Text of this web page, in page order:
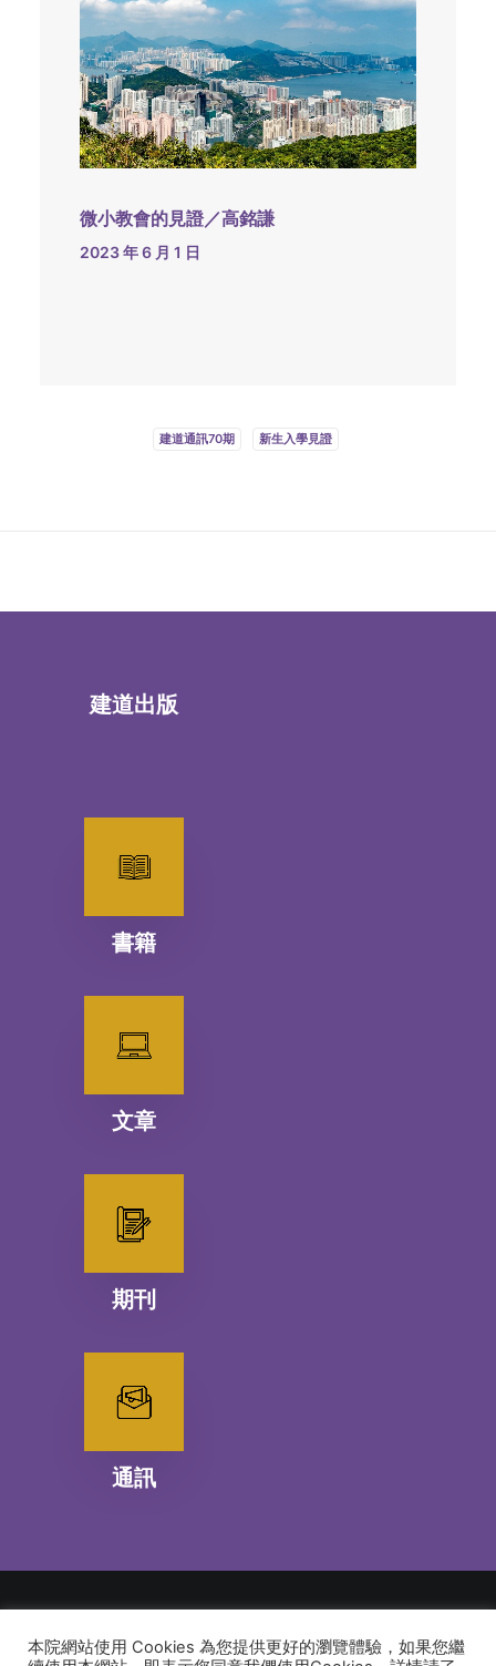
微小教會的見證／高銘謙
2023 年 6 月 1 日
建道通訊70期 新生入學見證
建道出版
書籍
文章
期刊
通訊
© 2026 建道神學院Alliance Bible Seminary. All rights reserved
本院網站使用 Cookies 為您提供更好的瀏覽體驗，如果您繼